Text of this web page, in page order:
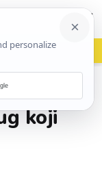
woot?!
koji